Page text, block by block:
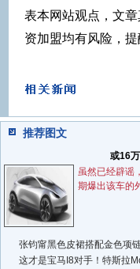
表本网站观点，文
资加盟均有风险，
推荐图文
或16
虽然已经辟谣
期爆出该车的
张钧甯黑色皮裙搭配金色项
这才是宝马I8对手！特斯拉